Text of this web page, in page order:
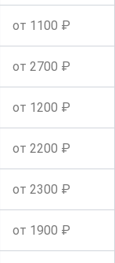
от 1100 ₽
от 2700 ₽
от 1200 ₽
от 2200 ₽
от 2300 ₽
от 1900 ₽